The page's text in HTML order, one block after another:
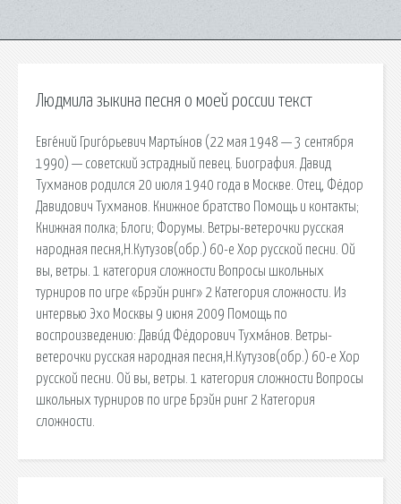
Людмила зыкина песня о моей россии текст
Евге́ний Григо́рьевич Марты́нов (22 мая 1948 — 3 сентября
1990) — советский эстрадный певец. Биография. Давид
Тухманов родился 20 июля 1940 года в Москве. Отец, Фёдор
Давидович Тухманов. Книжное братство Помощь и контакты;
Книжная полка; Блоги; Форумы. Ветры-ветерочки русская
народная песня,Н.Кутузов(обр.) 60-е Хор русской песни. Ой
вы, ветры. 1 категория сложности Вопросы школьных
турниров по игре «Брэйн ринг» 2 Категория сложности. Из
интервью Эхо Москвы 9 июня 2009 Помощь по
воспроизведению: Дави́д Фёдорович Тухма́нов. Ветры-
ветерочки русская народная песня,Н.Кутузов(обр.) 60-е Хор
русской песни. Ой вы, ветры. 1 категория сложности Вопросы
школьных турниров по игре Брэйн ринг 2 Категория
сложности.